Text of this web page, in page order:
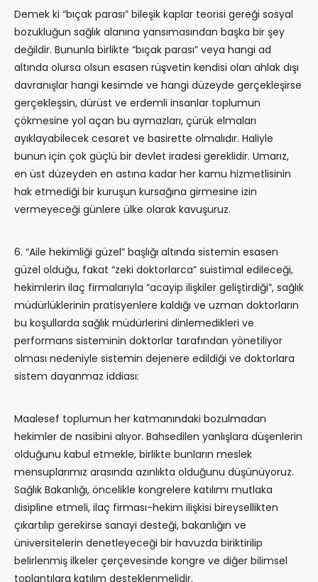
Demek ki “bıçak parası” bileşik kaplar teorisi gereği sosyal
bozukluğun sağlık alanına yansımasından başka bir şey
değildir. Bununla birlikte “bıçak parası” veya hangi ad
altında olursa olsun esasen rüşvetin kendisi olan ahlak dışı
davranışlar hangi kesimde ve hangi düzeyde gerçekleşirse
gerçekleşsin, dürüst ve erdemli insanlar toplumun
çökmesine yol açan bu aymazları, çürük elmaları
ayıklayabilecek cesaret ve basirette olmalıdır. Haliyle
bunun için çok güçlü bir devlet iradesi gereklidir. Umarız,
en üst düzeyden en astına kadar her kamu hizmetlisinin
hak etmediği bir kuruşun kursağına girmesine izin
vermeyeceği günlere ülke olarak kavuşuruz.
6. “Aile hekimliği güzel” başlığı altında sistemin esasen
güzel olduğu, fakat “zeki doktorlarca” suistimal edileceği,
hekimlerin ilaç firmalarıyla “acayip ilişkiler geliştirdiği”, sağlık
müdürlüklerinin pratisyenlere kaldığı ve uzman doktorların
bu koşullarda sağlık müdürlerini dinlemedikleri ve
performans sisteminin doktorlar tarafından yönetiliyor
olması nedeniyle sistemin dejenere edildiği ve doktorlara
sistem dayanmaz iddiası:
Maalesef toplumun her katmanındaki bozulmadan
hekimler de nasibini alıyor. Bahsedilen yanlışlara düşenlerin
olduğunu kabul etmekle, birlikte bunların meslek
mensuplarımız arasında azınlıkta olduğunu düşünüyoruz.
Sağlık Bakanlığı, öncelikle kongrelere katılımı mutlaka
disipline etmeli, ilaç firması-hekim ilişkisi bireysellikten
çıkartılıp gerekirse sanayi desteği, bakanlığın ve
üniversitelerin denetleyeceği bir havuzda biriktirilip
belirlenmiş ilkeler çerçevesinde kongre ve diğer bilimsel
toplantılara katılım desteklenmelidir.